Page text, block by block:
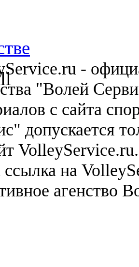
-
"Волей
с сайта
допускается
ссылка на
агенство